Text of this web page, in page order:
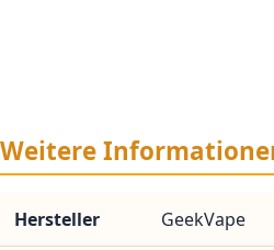
Weitere
Hersteller GeekVape